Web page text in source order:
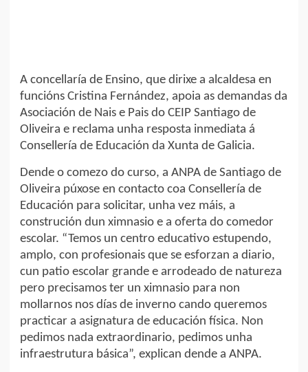
A concellaría de Ensino, que dirixe a alcaldesa en
funcións Cristina Fernández, apoia as demandas da
Asociación de Nais e Pais do CEIP Santiago de
Oliveira e reclama unha resposta inmediata á
Consellería de Educación da Xunta de Galicia.
Dende o comezo do curso, a ANPA de Santiago de
Oliveira púxose en contacto coa Consellería de
Educación para solicitar, unha vez máis, a
construción dun ximnasio e a oferta do comedor
escolar. “Temos un centro educativo estupendo,
amplo, con profesionais que se esforzan a diario,
cun patio escolar grande e arrodeado de natureza
pero precisamos ter un ximnasio para non
mollarnos nos días de inverno cando queremos
practicar a asignatura de educación física. Non
pedimos nada extraordinario, pedimos unha
infraestrutura básica”, explican dende a ANPA.